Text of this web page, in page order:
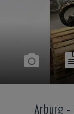
Arburg -